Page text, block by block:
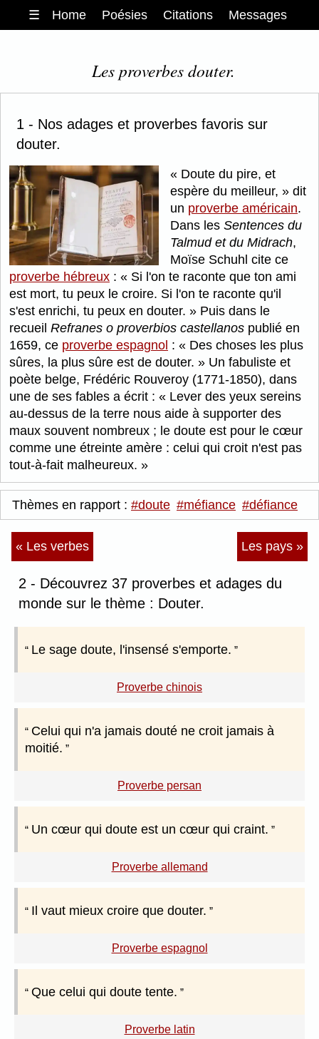
☰ Home Poésies Citations Messages
Les proverbes douter.
1 - Nos adages et proverbes favoris sur
douter.
Doute du pire, et
espère du meilleur,
dit
un proverbe américain.
Dans les Sentences du
Talmud et du Midrach,
Moïse Schuhl cite ce
proverbe hébreux :
Si l'on te raconte que ton ami
est mort, tu peux le croire. Si l'on te raconte qu'il
s'est enrichi, tu peux en douter.
Puis dans le
recueil Refranes o proverbios castellanos publié en
1659, ce proverbe espagnol :
Des choses les plus
sûres, la plus sûre est de douter.
Un fabuliste et
poète belge, Frédéric Rouveroy (1771-1850), dans
une de ses fables a écrit :
Lever des yeux sereins
au-dessus de la terre nous aide à supporter des
maux souvent nombreux ; le doute est pour le cœur
comme une étreinte amère : celui qui croit n'est pas
tout-à-fait malheureux.
Thèmes en rapport : #doute #méfiance #défiance
« Les verbes Les pays »
2 - Découvrez 37 proverbes et adages du
monde sur le thème : Douter.
Le sage doute, l'insensé s'emporte.
Proverbe chinois
Celui qui n'a jamais douté ne croit jamais à
moitié.
Proverbe persan
Un cœur qui doute est un cœur qui craint.
Proverbe allemand
Il vaut mieux croire que douter.
Proverbe espagnol
Que celui qui doute tente.
Proverbe latin